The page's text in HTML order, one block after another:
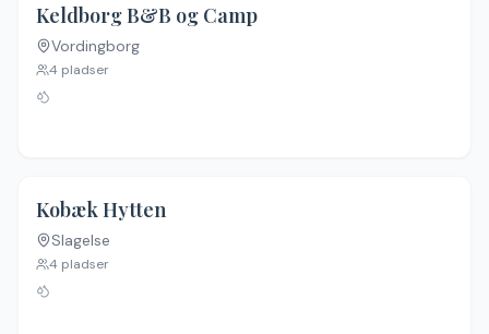
Ingen billeder
Keldborg B&B og Camp
Vordingborg
4 pladser
Ingen billeder
Kobæk Hytten
Slagelse
4 pladser